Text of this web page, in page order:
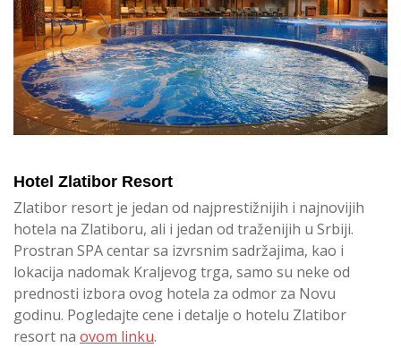
Hotel Zlatibor Resort
Zlatibor resort je jedan od najprestižnijih i najnovijih
hotela na Zlatiboru, ali i jedan od traženijih u Srbiji.
Prostran SPA centar sa izvrsnim sadržajima, kao i
lokacija nadomak Kraljevog trga, samo su neke od
prednosti izbora ovog hotela za odmor za Novu
godinu. Pogledajte cene i detalje o hotelu Zlatibor
resort na ovom linku.